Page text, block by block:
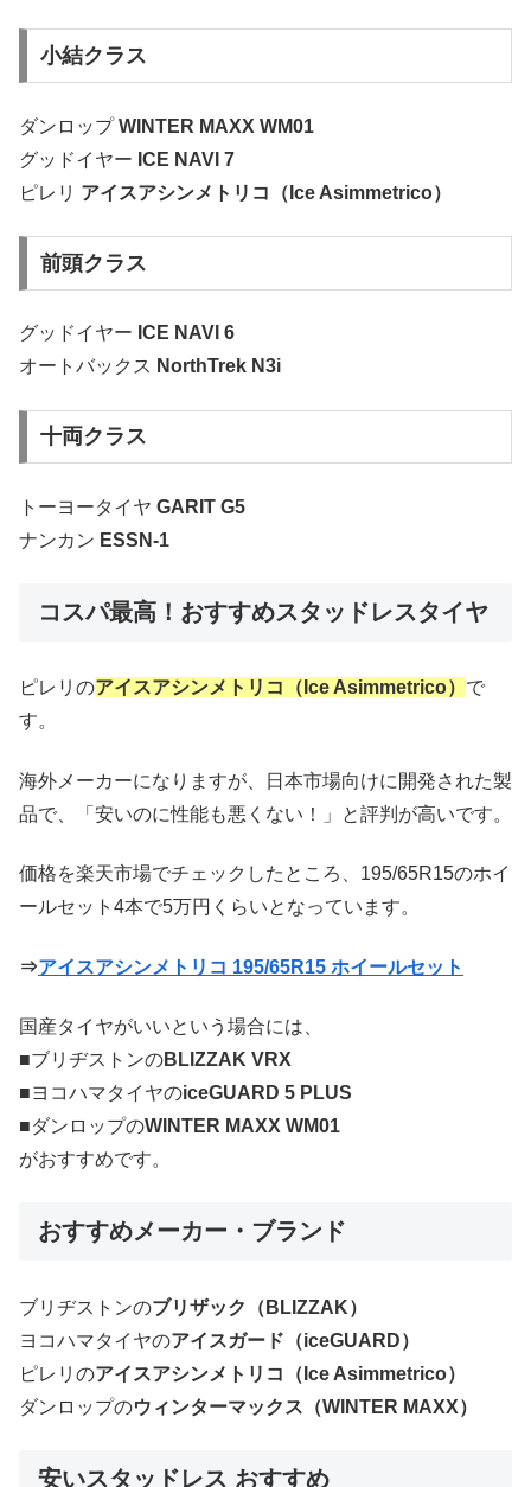
小結クラス
ダンロップWINTER MAXX WM01
グッドイヤー ICE NAVI 7
ピレリ アイスアシンメトリコ（Ice Asimmetrico）
前頭クラス
グッドイヤー ICE NAVI 6
オートバックス NorthTrek N3i
十両クラス
トーヨータイヤ GARIT G5
ナンカン ESSN-1
コスパ最高！おすすめスタッドレスタイヤ
ピレリのアイスアシンメトリコ（Ice Asimmetrico） で
す。
海外メーカーになりますが、日本市場向けに開発された製
品で、「安いのに性能も悪くない！」と評判が高いです。
価格を楽天市場でチェックしたところ、195/65R15のホイ
ールセット4本で5万円くらいとなっています。
⇒アイスアシンメトリコ 195/65R15 ホイールセット
国産タイヤがいいという場合には、
■ブリヂストンのBLIZZAK VRX
■ヨコハマタイヤのiceGUARD 5 PLUS
■ダンロップのWINTER MAXX WM01
がおすすめです。
おすすめメーカー・ブランド
ブリヂストンのブリザック（BLIZZAK）
ヨコハマタイヤのアイスガード（iceGUARD）
ピレリのアイスアシンメトリコ（Ice Asimmetrico）
ダンロップのウィンターマックス（WINTER MAXX）
安いスタッドレス おすすめ